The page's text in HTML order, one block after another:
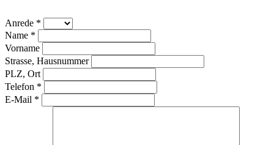
Anrede *
Name *
Vorname
Strasse, Hausnummer
PLZ, Ort
Telefon *
E-Mail *